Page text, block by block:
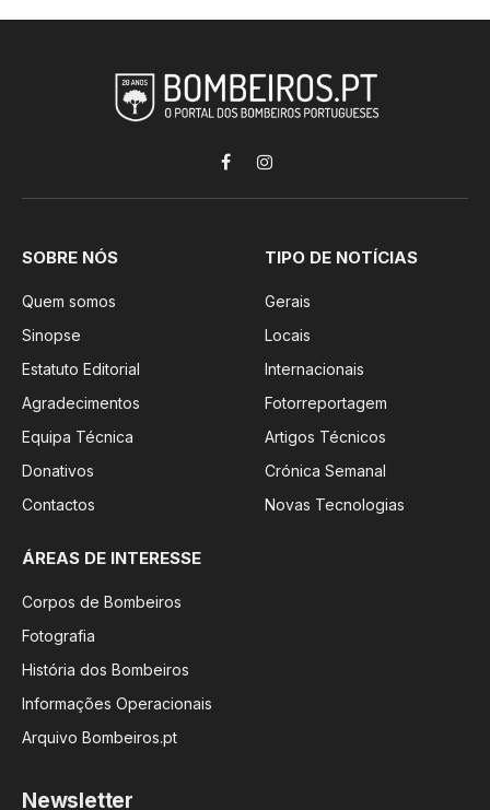
FacebookInstagram
SOBRE NÓS
Quem somos
Sinopse
Estatuto Editorial
Agradecimentos
Equipa Técnica
Donativos
Contactos
TIPO DE NOTÍCIAS
Gerais
Locais
Internacionais
Fotorreportagem
Artigos Técnicos
Crónica Semanal
Novas Tecnologias
ÁREAS DE INTERESSE
Corpos de Bombeiros
Fotografia
História dos Bombeiros
Informações Operacionais
Arquivo Bombeiros.pt
Newsletter